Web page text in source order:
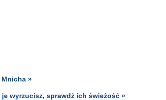
»
wyrzucisz, sprawdź ich świeżość »